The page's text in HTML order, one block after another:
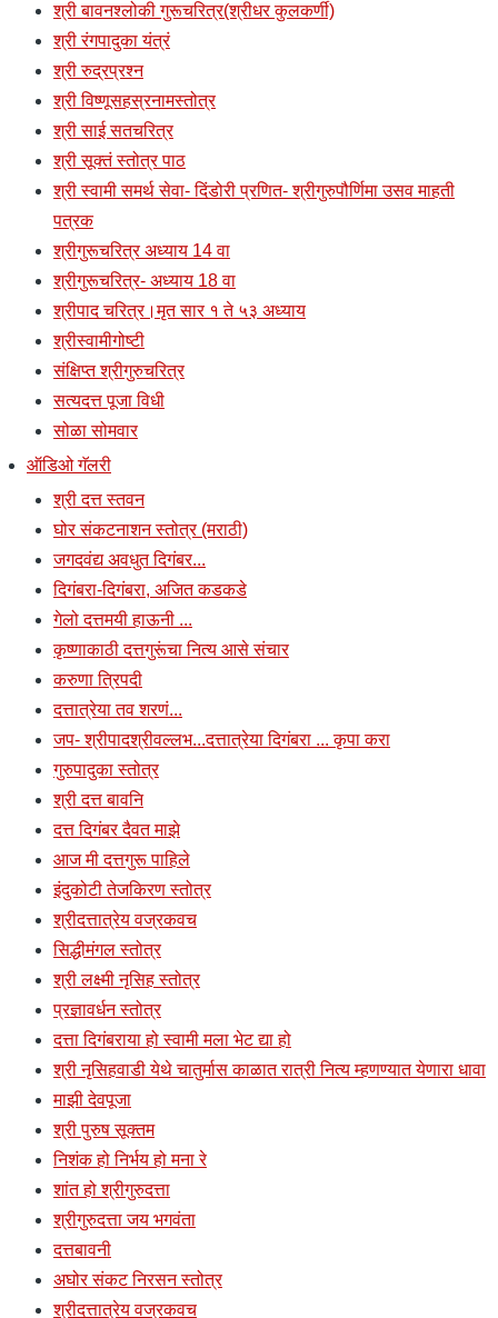
श्री बावनश्लोकी गुरूचरित्र(श्रीधर कुलकर्णी)
श्री रंगपादुका यंत्रं
श्री रुद्रप्रश्न
श्री विष्णूसहस्रनामस्तोत्र
श्री साई सतचरित्र
श्री सूक्तं स्तोत्र पाठ
श्री स्वामी समर्थ सेवा- दिंडोरी प्रणित- श्रीगुरुपौर्णिमा उसव माहती
पत्रक
श्रीगुरूचरित्र अध्याय 14 वा
श्रीगुरूचरित्र- अध्याय 18 वा
श्रीपाद चरित्र।मृत सार १ ते ५३ अध्याय
श्रीस्वामीगोष्टी
संक्षिप्त श्रीगुरुचरित्र
सत्यदत्त पूजा विधी
सोळा सोमवार
ऑडिओ गॅलरी
श्री दत्त स्तवन
घोर संकटनाशन स्तोत्र (मराठी)
जगदवंद्य अवधुत दिगंबर...
दिगंबरा-दिगंबरा, अजित कडकडे
गेलो दत्तमयी हाऊनी ...
कृष्णाकाठी दत्तगुरूंचा नित्य आसे संचार
करुणा त्रिपदी
दत्तात्रेया तव शरणं...
जप- श्रीपादश्रीवल्लभ...दत्तात्रेया दिगंबरा ... कृपा करा
गुरुपादुका स्तोत्र
श्री दत्त बावनि
दत्त दिगंबर दैवत माझे
आज मी दत्तगुरू पाहिले
इंदुकोटी तेजकिरण स्तोत्र
श्रीदत्तात्रेय वज्रकवच
सिद्धीमंगल स्तोत्र
श्री लक्ष्मी नृसिह स्तोत्र
प्रज्ञावर्धन स्तोत्र
दत्ता दिगंबराया हो स्वामी मला भेट द्या हो
श्री नृसिहवाडी येथे चातुर्मास काळात रात्री नित्य म्हणण्यात येणारा धावा
माझी देवपूजा
श्री पुरुष सूक्तम
निशंक हो निर्भय हो मना रे
शांत हो श्रीगुरुदत्ता
श्रीगुरुदत्ता जय भगवंता
दत्तबावनी
अघोर संकट निरसन स्तोत्र
श्रीदत्तात्रेय वज्रकवच